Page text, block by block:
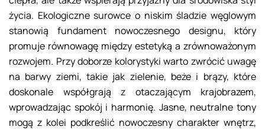
życia. Ekologiczne surowce o niskim śladzie węglowym
stanowią fundament nowoczesnego designu, który
promuje równowagę między estetyką a zrównoważonym
rozwojem. Przy doborze kolorystyki warto zwrócić uwagę
na barwy ziemi, takie jak zielenie, beże i brązy, które
doskonale współgrają z otaczającym krajobrazem,
wprowadzając spokój i harmonię. Jasne, neutralne tony
mogą z kolei podkreślić nowoczesny charakter wnętrz,